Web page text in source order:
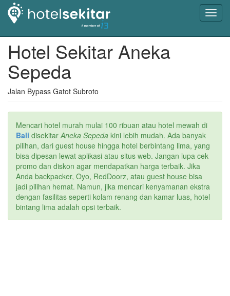
Hotel Sekitar Aneka
Sepeda
Jalan Bypass Gatot Subroto
Mencari hotel murah mulai 100 ribuan atau hotel mewah di
Bali disekitarAneka Sepeda kini lebih mudah. Ada banyak
pilihan, dari guest house hingga hotel berbintang lima, yang
bisa dipesan lewat aplikasi atau situs web. Jangan lupa cek
promo dan diskon agar mendapatkan harga terbaik. Jika
Anda backpacker, Oyo, RedDoorz, atau guest house bisa
jadi pilihan hemat. Namun, jika mencari kenyamanan ekstra
dengan fasilitas seperti kolam renang dan kamar luas, hotel
bintang lima adalah opsi terbaik.